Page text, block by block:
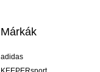
Márkák
adidas